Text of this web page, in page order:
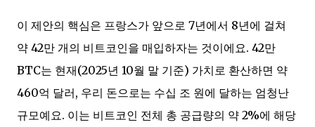
이 제안의 핵심은 프랑스가 앞으로 7년에서 8년에 걸쳐
약 42만 개의 비트코인을 매입하자는 것이에요. 42만
BTC는 현재(2025년 10월 말 기준) 가치로 환산하면 약
460억 달러, 우리 돈으로는 수십 조 원에 달하는 엄청난
규모예요. 이는 비트코인 전체 총 공급량의 약 2%에 해당